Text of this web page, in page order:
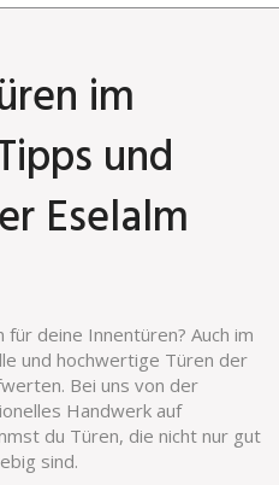
im
und
Eselalm
deine Innentüren? Auch im
und hochwertige Türen der
Bei uns von der
Handwerk auf
du Türen, die nicht nur gut
sind.